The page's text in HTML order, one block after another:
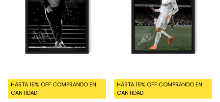
HASTA 15% OFF COMPRANDO EN
CANTIDAD
HASTA 15% OFF COMPRANDO EN
CANTIDAD